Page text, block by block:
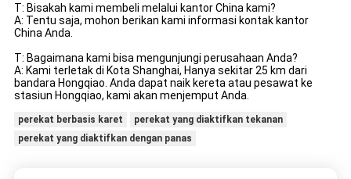
T: Bisakah kami membeli melalui kantor China kami?
A: Tentu saja, mohon berikan kami informasi kontak kantor
China Anda.
T: Bagaimana kami bisa mengunjungi perusahaan Anda?
A: Kami terletak di Kota Shanghai, Hanya sekitar 25 km dari
bandara Hongqiao. Anda dapat naik kereta atau pesawat ke
stasiun Hongqiao, kami akan menjemput Anda.
perekat berbasis karet
perekat yang diaktifkan tekanan
perekat yang diaktifkan dengan panas